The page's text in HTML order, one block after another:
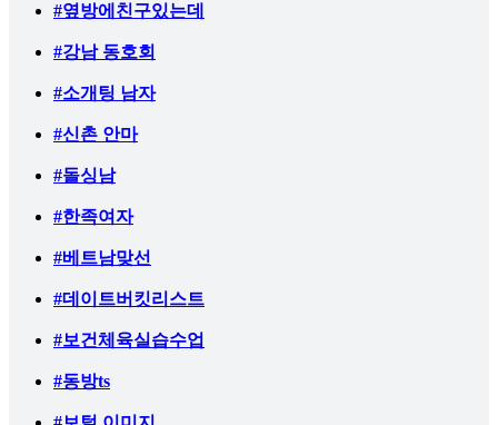
#옆방에친구있는데
#강남 동호회
#소개팅 남자
#신촌 안마
#돌싱남
#한족여자
#베트남맞선
#데이트버킷리스트
#보건체육실습수업
#동방ts